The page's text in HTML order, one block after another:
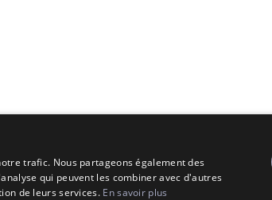
trafic. Nous partageons également des
qui peuvent les combiner avec d'autres
de leurs services. En savoir plus